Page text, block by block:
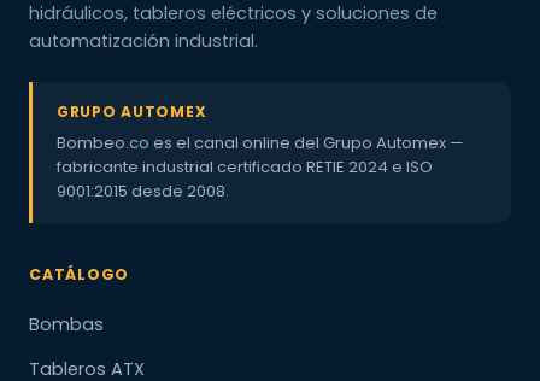
hidráulicos, tableros eléctricos y soluciones de
automatización industrial.
GRUPO AUTOMEX
Bombeo.co es el canal online del Grupo Automex —
fabricante industrial certificado RETIE 2024 e ISO
9001:2015 desde 2008.
CATÁLOGO
Bombas
Tableros ATX